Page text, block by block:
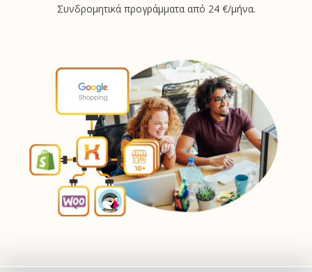
Συνδρομητικά προγράμματα από 24 €/μήνα.